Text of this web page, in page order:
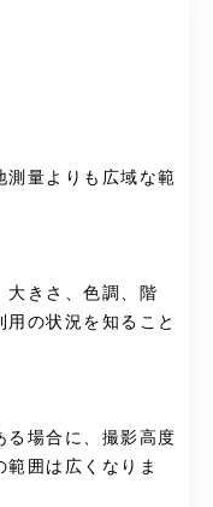
測量よりも広域な範
大きさ、色調、階
の状況を知ること
る場合に、撮影高度
囲は広くなりま